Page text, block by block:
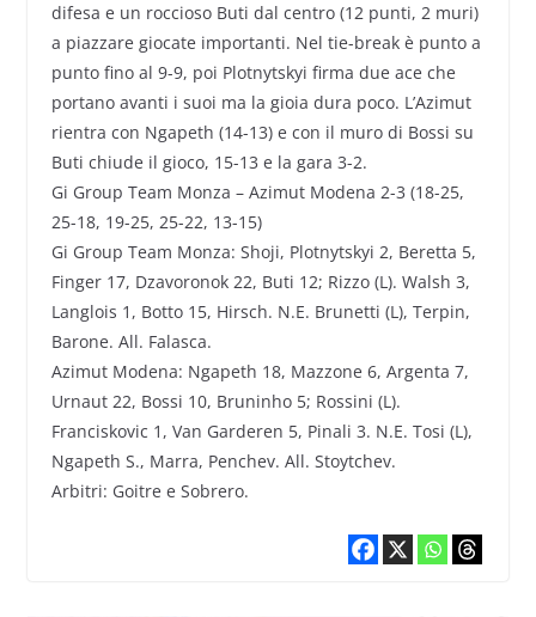
difesa e un roccioso Buti dal centro (12 punti, 2 muri)
a piazzare giocate importanti. Nel tie-break è punto a
punto fino al 9-9, poi Plotnytskyi firma due ace che
portano avanti i suoi ma la gioia dura poco. L’Azimut
rientra con Ngapeth (14-13) e con il muro di Bossi su
Buti chiude il gioco, 15-13 e la gara 3-2.
Gi Group Team Monza – Azimut Modena 2-3 (18-25,
25-18, 19-25, 25-22, 13-15)
Gi Group Team Monza: Shoji, Plotnytskyi 2, Beretta 5,
Finger 17, Dzavoronok 22, Buti 12; Rizzo (L). Walsh 3,
Langlois 1, Botto 15, Hirsch. N.E. Brunetti (L), Terpin,
Barone. All. Falasca.
Azimut Modena: Ngapeth 18, Mazzone 6, Argenta 7,
Urnaut 22, Bossi 10, Bruninho 5; Rossini (L).
Franciskovic 1, Van Garderen 5, Pinali 3. N.E. Tosi (L),
Ngapeth S., Marra, Penchev. All. Stoytchev.
Arbitri: Goitre e Sobrero.